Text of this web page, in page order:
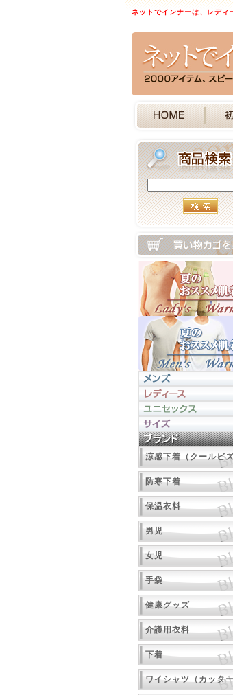
ネットでインナーは、レディ
涼感下着（クールビ
防寒下着
保温衣料
男児
女児
手袋
健康グッズ
介護用衣料
下着
ワイシャツ（カッタ